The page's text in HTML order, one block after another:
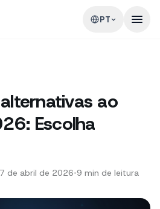
PT
ao
Escolha
7 de abril de 2026•9 min de leitura